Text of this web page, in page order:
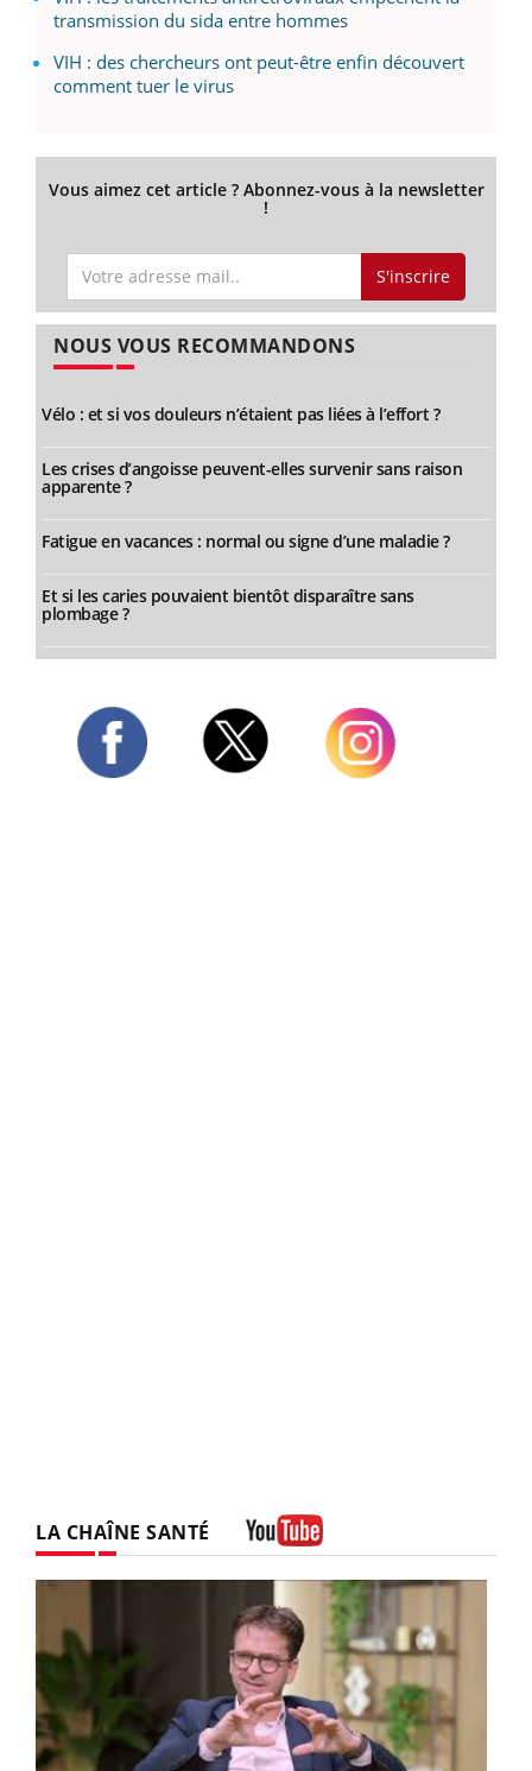
transmission du sida entre hommes
VIH : des chercheurs ont peut-être enfin découvert
comment tuer le virus
Vous aimez cet article ? Abonnez-vous à la newsletter
!
S'inscrire
NOUS VOUS RECOMMANDONS
Vélo : et si vos douleurs n’étaient pas liées à l’effort ?
Les crises d’angoisse peuvent-elles survenir sans raison
apparente ?
Fatigue en vacances : normal ou signe d’une maladie ?
Et si les caries pouvaient bientôt disparaître sans
plombage ?
LA CHAÎNE SANTÉ